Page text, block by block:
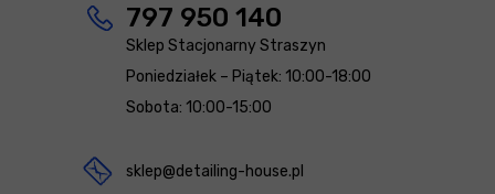
797 950 140
Sklep Stacjonarny Straszyn
Poniedziałek – Piątek: 10:00-18:00
Sobota: 10:00-15:00
sklep@detailing-house.pl